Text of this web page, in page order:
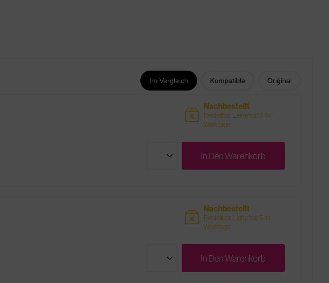
Im Vergleich Kompatible Original
sold Nachbestellt
Bestellbar, Lieferfrist 5-14
Werktage
In DenWarenkorb
sold Nachbestellt
Bestellbar, Lieferfrist 5-14
Werktage
In DenWarenkorb